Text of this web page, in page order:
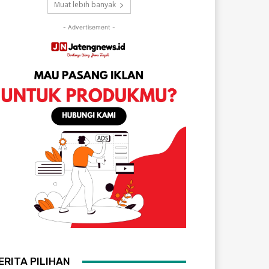
Muat lebih banyak
- Advertisement -
PILIHAN